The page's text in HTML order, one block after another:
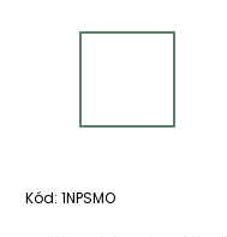
Kód: 1NPSMO